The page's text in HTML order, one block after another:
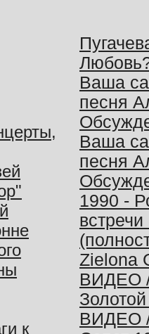
к
Ваша
песня
Ваша
песня
1990 -
Zielona
ВИДЕО
ВИДЕО